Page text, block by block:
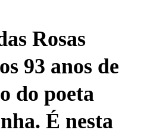
Rosas
93 anos de
do poeta
É nesta